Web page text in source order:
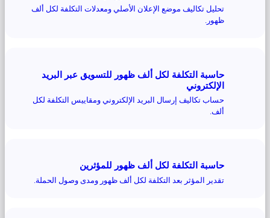
تحليل تكاليف موضع الإعلان الأصلي ومعدلات التكلفة لكل ألف
ظهور.
حاسبة التكلفة لكل ألف ظهور للتسويق عبر البريد
الإلكتروني
حساب تكاليف إرسال البريد الإلكتروني ومقاييس التكلفة لكل
ألف.
حاسبة التكلفة لكل ألف ظهور للمؤثرين
تقدير المؤثر بعد التكلفة لكل ألف ظهور ومدى وصول الحملة.